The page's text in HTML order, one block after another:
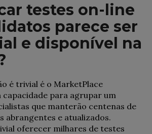
testes on-line
parece ser
e disponível na
é trivial é o MarketPlace
para agrupar um
que manterão centenas de
abrangentes e atualizados.
oferecer milhares de testes